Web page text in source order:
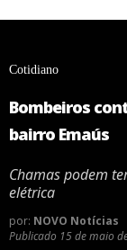
Cotidiano
Bombeiros
bairro Emaús
Chamas podem
elétrica
por: NOVO Notícias
Publicado 15 de maio